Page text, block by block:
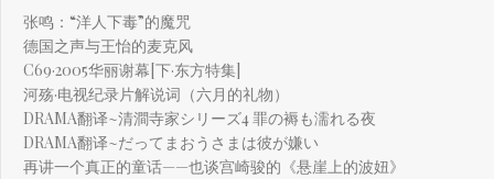
张鸣：“洋人下毒”的魔咒
德国之声与王怡的麦克风
C69·2005华丽谢幕[下·东方特集]
河殇·电视纪录片解说词（六月的礼物）
DRAMA翻译~清澗寺家シリーズ4 罪の褥も濡れる夜
DRAMA翻译~だってまおうさまは彼が嫌い
再讲一个真正的童话——也谈宫崎骏的《悬崖上的波妞》